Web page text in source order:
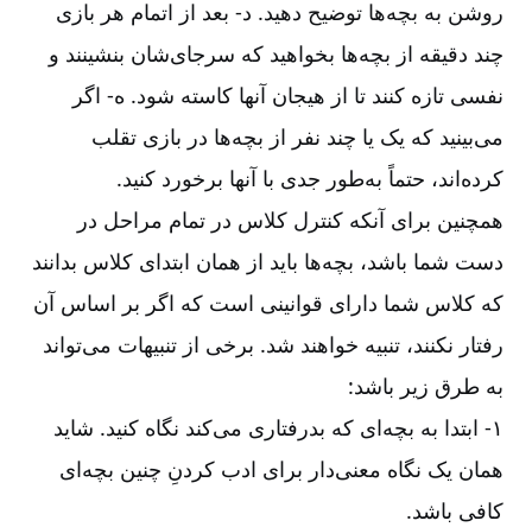
روشن به بچه‌ها توضیح دهید. د-‏‏‏‏ بعد از اتمام هر بازی
چند دقیقه از بچه‌ها بخواهید که سرجای‌شان بنشینند و
نفسی تازه کنند تا از هیجان آنها کاسته شود. ه-‏‏‏‏ اگر
می‌بینید که یک یا چند نفر از بچه‌ها در بازی تقلب
کرده‌اند، حتماً به‌طور جدی با آنها برخورد کنید.
همچنین برای آنکه کنترل کلاس در تمام مراحل در
دست شما باشد، بچه‌ها باید از همان ابتدای کلاس بدانند
که کلاس شما دارای قوانینی است که اگر بر اساس آن
رفتار نکنند، تنبیه خواهند شد. برخی از تنبیهات می‌تواند
به طرق زیر باشد:
۱-‏‏‏‏ ابتدا به بچه‌ای که بدرفتاری می‌کند نگاه کنید. شاید
همان یک نگاه معنی‌دار برای ادب کردنِ چنین بچه‌ای
کافی باشد.